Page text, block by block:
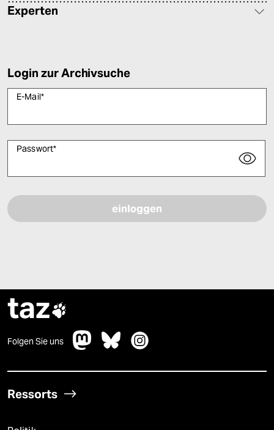
Experten
Login zur Archivsuche
E-Mail*
Passwort*
taz
Folgen Sie uns
Ressorts